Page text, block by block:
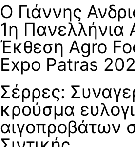
Ο Γιάννης
1η Πανελλήνια
Έκθεση Agro
Expo Patras
Σέρρες:
κρούσμα
αιγοπροβάτων